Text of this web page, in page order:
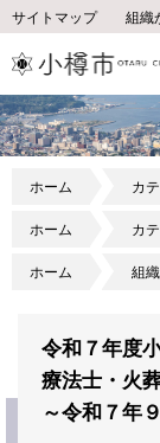
サイトマップ 組織
ホーム カ
ホーム カ
ホーム 組織
令和７年度
療法士・火
～令和７年